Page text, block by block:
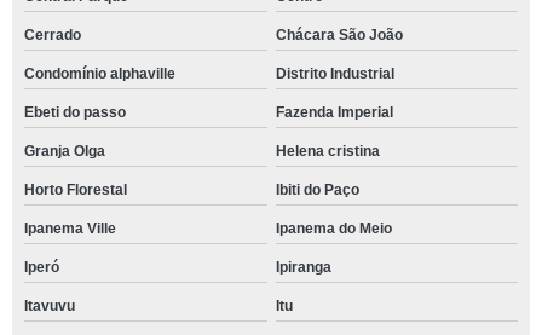
Cerrado Chácara São João
Condomínio alphaville Distrito Industrial
Ebeti do passo Fazenda Imperial
Granja Olga Helena cristina
Horto Florestal Ibiti do Paço
Ipanema Ville Ipanema do Meio
Iperó Ipiranga
Itavuvu Itu